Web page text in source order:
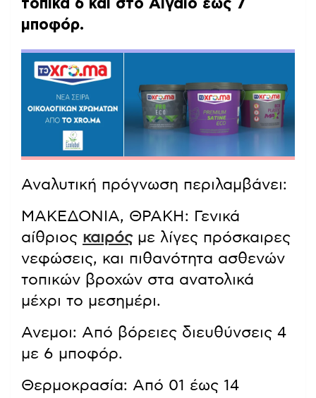
τοπικά 6 και στο Αιγαίο έως 7
μποφόρ.
Αναλυτική πρόγνωση περιλαμβάνει:
ΜΑΚΕΔΟΝΙΑ, ΘΡΑΚΗ: Γενικά
αίθριος καιρόςμε λίγες πρόσκαιρες
νεφώσεις, και πιθανότητα ασθενών
τοπικών βροχών στα ανατολικά
μέχρι το μεσημέρι.
Ανεμοι: Από βόρειες διευθύνσεις 4
με 6 μποφόρ.
Θερμοκρασία: Από 01 έως 14